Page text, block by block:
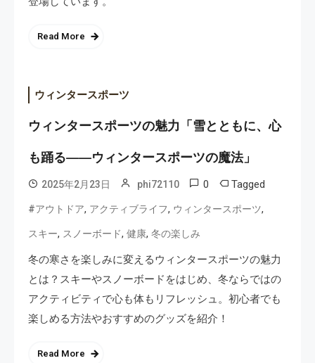
Read More
ウィンタースポーツ
ウィンタースポーツの魅力「雪とともに、心
も踊る——ウィンタースポーツの魔法」
2025年2月23日 phi72110 0 Tagged
#アウトドア, アクティブライフ, ウィンタースポーツ,
スキー, スノーボード, 健康, 冬の楽しみ
冬の寒さを楽しみに変えるウィンタースポーツの魅力
とは？スキーやスノーボードをはじめ、冬ならではの
アクティビティで心も体もリフレッシュ。初心者でも
楽しめる方法やおすすめのグッズを紹介！
Read More